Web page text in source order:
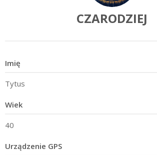
CZARODZIEJ
Imię
Tytus
Wiek
40
Urządzenie GPS